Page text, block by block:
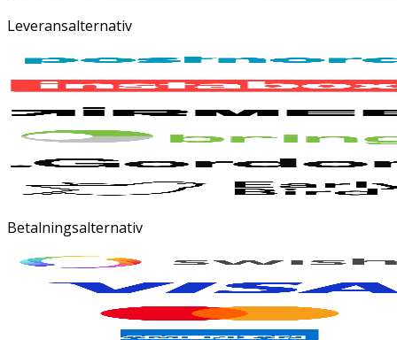
Leveransalternativ
Betalningsalternativ